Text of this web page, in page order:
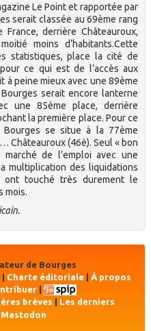
Le Point et rapportée par
serait classée au 69ème rang
derrière Châteauroux,
moins d’habitants.Cette
statistiques, place la cité de
ce qui est de l’accès aux
à peine mieux avec une 89ème
serait encore lanterne
une 85ème place, derrière
la première place. Pour ce
se situe à la 77ème
Châteauroux (46è). Seul « bon
de l’emploi avec une
multiplication des liquidations
ont touché très durement le
mois.
de Bourges
| Charte éditoriale | À propos
|
brèves
Les derniers
Mastodon